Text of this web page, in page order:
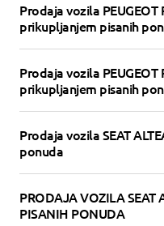
Prodaja vozila PEUGEOT
prikupljanjem pisanih
Prodaja vozila PEUGEOT
prikupljanjem pisanih
Prodaja vozila SEAT
ponuda
PRODAJA VOZILA SEAT
PISANIH PONUDA